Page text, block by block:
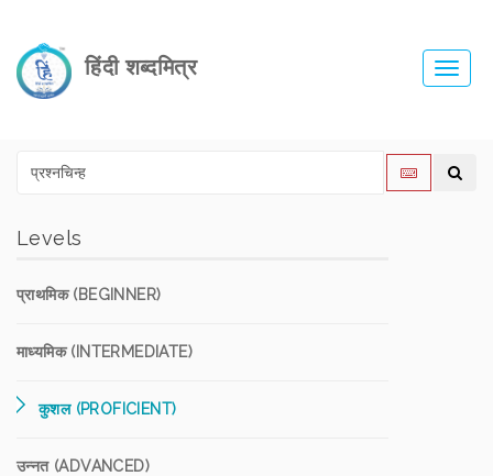
हिंदी शब्दमित्र
Levels
प्राथमिक (BEGINNER)
माध्यमिक (INTERMEDIATE)
कुशल (PROFICIENT)
उन्नत (ADVANCED)